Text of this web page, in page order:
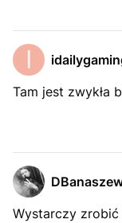
Tam jest zwykła
Wystarczy zrobić